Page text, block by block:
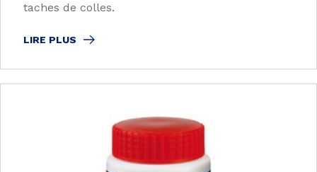
taches de colles.
LIRE PLUS